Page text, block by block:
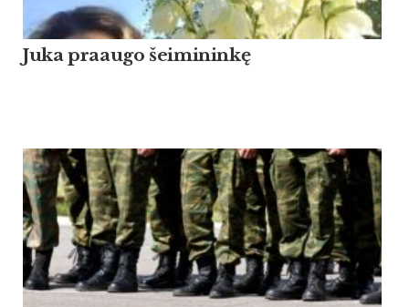
Ju­ka praau­go šei­mi­ninkę